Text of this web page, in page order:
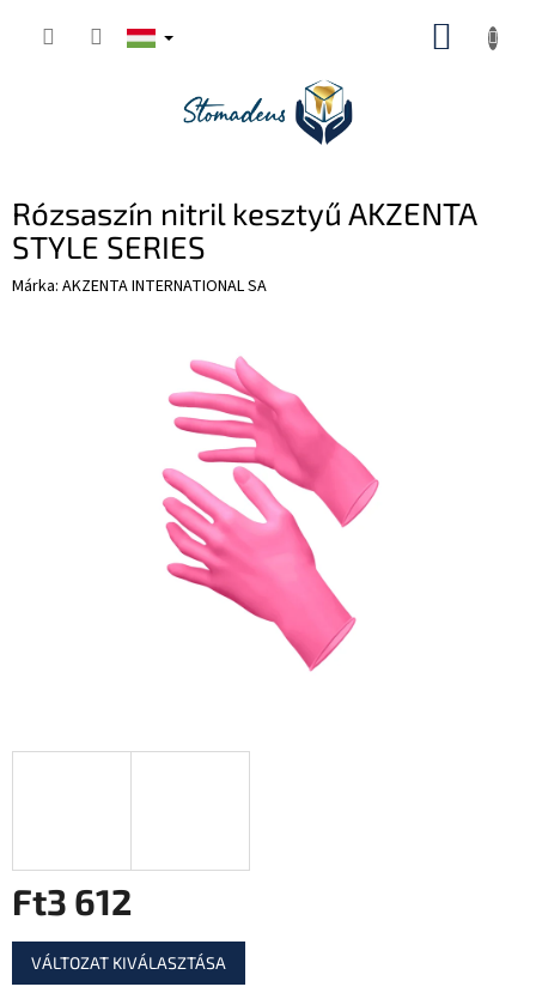
KOSÁR
Rózsaszín nitril kesztyű AKZENTA
STYLE SERIES
Márka: AKZENTA INTERNATIONAL SA
Ft3 612
Egységár:
VÁLTOZAT KIVÁLASZTÁSA